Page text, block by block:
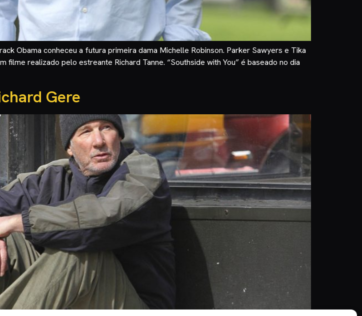
Obama conheceu a futura primeira dama Michelle Robinson. Parker Sawyers e Tika
realizado pelo estreante Richard Tanne. “Southside with You” é baseado no dia
Gere